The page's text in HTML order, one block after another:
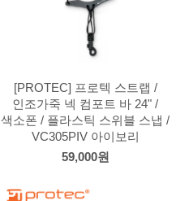
[PROTEC] 프로텍 스트랩 /
인조가죽 넥 컴포트 바 24" /
색소폰 / 플라스틱 스위블 스냅 /
VC305PIV 아이보리
59,000원